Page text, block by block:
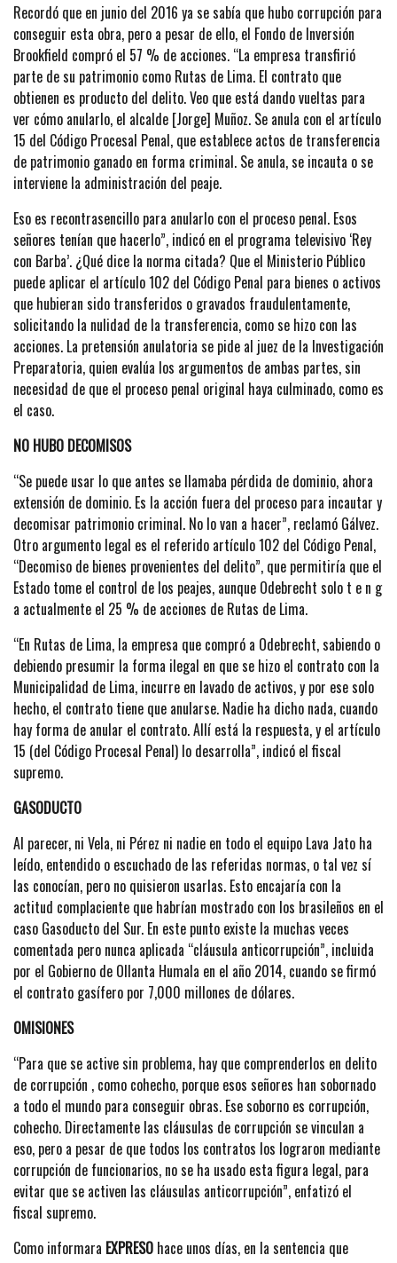
Recordó que en junio del 2016 ya se sabía que hubo corrupción para
conseguir esta obra, pero a pesar de ello, el Fondo de Inversión
Brookfield compró el 57 % de acciones. “La empresa transfirió
parte de su patrimonio como Rutas de Lima. El contrato que
obtienen es producto del delito. Veo que está dando vueltas para
ver cómo anularlo, el alcalde [Jorge] Muñoz. Se anula con el artículo
15 del Código Procesal Penal, que establece actos de transferencia
de patrimonio ganado en forma criminal. Se anula, se incauta o se
interviene la administración del peaje.
Eso es recontrasencillo para anularlo con el proceso penal. Esos
señores tenían que hacerlo”, indicó en el programa televisivo ‘Rey
con Barba’. ¿Qué dice la norma citada? Que el Ministerio Público
puede aplicar el artículo 102 del Código Penal para bienes o activos
que hubieran sido transferidos o gravados fraudulentamente,
solicitando la nulidad de la transferencia, como se hizo con las
acciones. La pretensión anulatoria se pide al juez de la Investigación
Preparatoria, quien evalúa los argumentos de ambas partes, sin
necesidad de que el proceso penal original haya culminado, como es
el caso.
NO HUBO DECOMISOS
“Se puede usar lo que antes se llamaba pérdida de dominio, ahora
extensión de dominio. Es la acción fuera del proceso para incautar y
decomisar patrimonio criminal. No lo van a hacer”, reclamó Gálvez.
Otro argumento legal es el referido artículo 102 del Código Penal,
“Decomiso de bienes provenientes del delito”, que permitiría que el
Estado tome el control de los peajes, aunque Odebrecht solo t e n g
a actualmente el 25 % de acciones de Rutas de Lima.
“En Rutas de Lima, la empresa que compró a Odebrecht, sabiendo o
debiendo presumir la forma ilegal en que se hizo el contrato con la
Municipalidad de Lima, incurre en lavado de activos, y por ese solo
hecho, el contrato tiene que anularse. Nadie ha dicho nada, cuando
hay forma de anular el contrato. Allí está la respuesta, y el artículo
15 (del Código Procesal Penal) lo desarrolla”, indicó el fiscal
supremo.
GASODUCTO
Al parecer, ni Vela, ni Pérez ni nadie en todo el equipo Lava Jato ha
leído, entendido o escuchado de las referidas normas, o tal vez sí
las conocían, pero no quisieron usarlas. Esto encajaría con la
actitud complaciente que habrían mostrado con los brasileños en el
caso Gasoducto del Sur. En este punto existe la muchas veces
comentada pero nunca aplicada “cláusula anticorrupción”, incluida
por el Gobierno de Ollanta Humala en el año 2014, cuando se firmó
el contrato gasífero por 7,000 millones de dólares.
OMISIONES
“Para que se active sin problema, hay que comprenderlos en delito
de corrupción , como cohecho, porque esos señores han sobornado
a todo el mundo para conseguir obras. Ese soborno es corrupción,
cohecho. Directamente las cláusulas de corrupción se vinculan a
eso, pero a pesar de que todos los contratos los lograron mediante
corrupción de funcionarios, no se ha usado esta figura legal, para
evitar que se activen las cláusulas anticorrupción”, enfatizó el
fiscal supremo.
Como informara EXPRESO hace unos días, en la sentencia que